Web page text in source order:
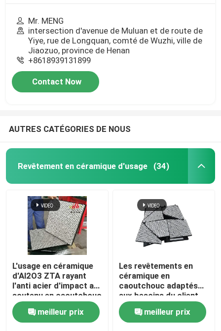
Mr. MENG
intersection d'avenue de Muluan et de route de
Yiye, rue de Longquan, comté de Wuzhi, ville de
Jiaozuo, province de Henan
+8618939131899
Contact Now
AUTRES CATÉGORIES DE NOUS
Revêtement en céramique d'usage (34)
L'usage en céramique
d'Al2O3 ZTA rayant
l'anti acier d'impact a
soutenu en caoutchouc
meilleur prix
Les revêtements en
céramique en
caoutchouc adaptés
aux besoins du client
d'usage chutent les
tuiles en céramique
d'usage
meilleur prix